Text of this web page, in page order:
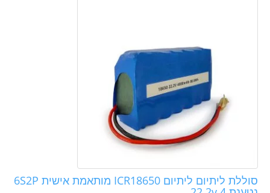
סוללת ליתיום ליתיום ICR18650 מותאמת אישית 6S2P